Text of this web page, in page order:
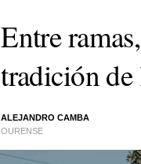
Entre
tradición de
ALEJANDRO CAMBA
OURENSE